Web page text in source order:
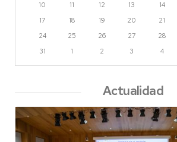
10
11 12 13 14
17
18 19 20 21
24
25 26 27 28
31
1 2 3 4
Actualidad